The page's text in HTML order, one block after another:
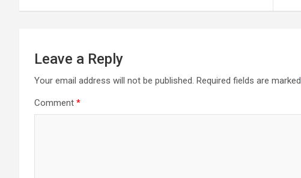
Leave a Reply
Your email address will not be published. Required fields are marked
Comment *